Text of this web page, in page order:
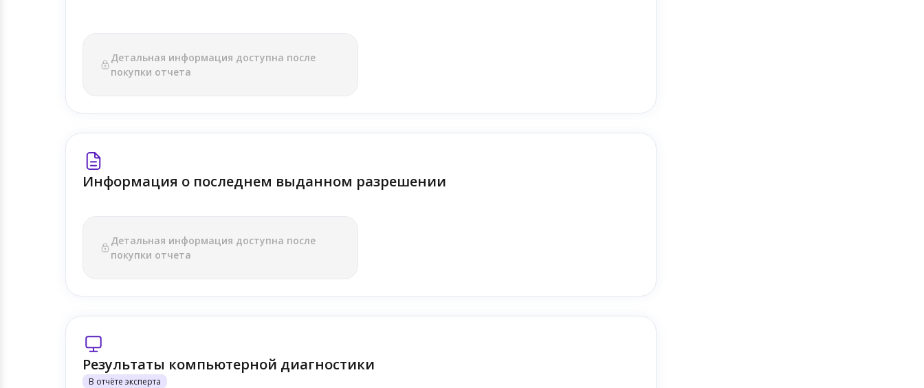
Детальная информация доступна после
покупки отчета
Информация о последнем выданном разрешении
Детальная информация доступна после
покупки отчета
Результаты компьютерной диагностики
В отчёте эксперта